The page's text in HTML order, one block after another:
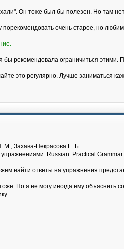
Он тоже был бы полезен. Но там
порекомендовать очень старое, но
рекомендовала ограничиться этими.
это регулярно. Лучше заниматься
М., Захава-Некрасова Е. Б.
Russian. Practical
найти ответы на упражнения
Но я не могу иногда ему